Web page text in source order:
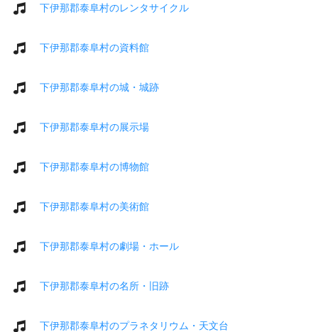
下伊那郡泰阜村のレンタサイクル
下伊那郡泰阜村の資料館
下伊那郡泰阜村の城・城跡
下伊那郡泰阜村の展示場
下伊那郡泰阜村の博物館
下伊那郡泰阜村の美術館
下伊那郡泰阜村の劇場・ホール
下伊那郡泰阜村の名所・旧跡
下伊那郡泰阜村のプラネタリウム・天文台